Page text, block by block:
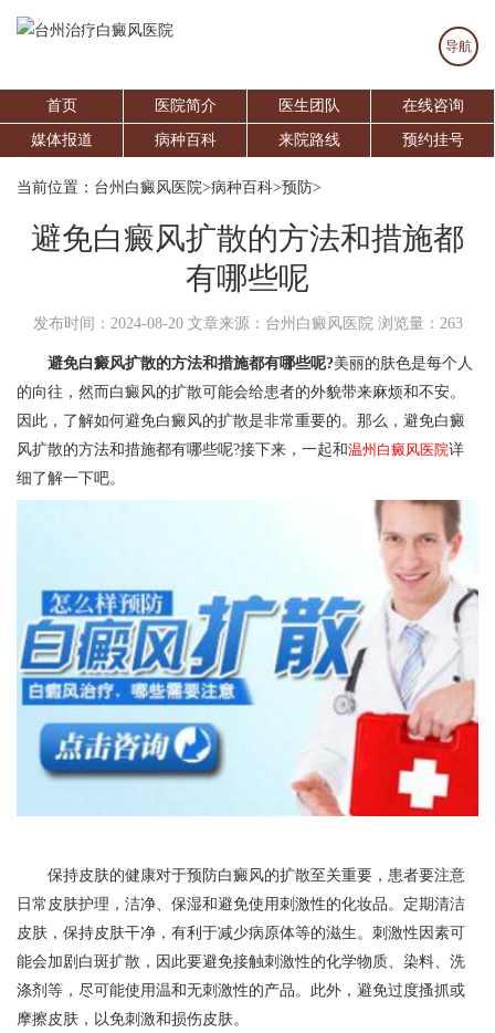
导航
首页 医院简介 医生团队 在线咨询
媒体报道 病种百科 来院路线 预约挂号
当前位置： 台州白癜风医院>病种百科>预防>
避免白癜风扩散的方法和措施都
有哪些呢
发布时间：2024-08-20 文章来源：台州白癜风医院 浏览量：263
避免白癜风扩散的方法和措施都有哪些呢?美丽的肤色是每个人
的向往，然而白癜风的扩散可能会给患者的外貌带来麻烦和不安。
因此，了解如何避免白癜风的扩散是非常重要的。那么，避免白癜
风扩散的方法和措施都有哪些呢?接下来，一起和温州白癜风医院详
细了解一下吧。
保持皮肤的健康对于预防白癜风的扩散至关重要，患者要注意
日常皮肤护理，洁净、保湿和避免使用刺激性的化妆品。定期清洁
皮肤，保持皮肤干净，有利于减少病原体等的滋生。刺激性因素可
能会加剧白斑扩散，因此要避免接触刺激性的化学物质、染料、洗
涤剂等，尽可能使用温和无刺激性的产品。此外，避免过度搔抓或
摩擦皮肤，以免刺激和损伤皮肤。